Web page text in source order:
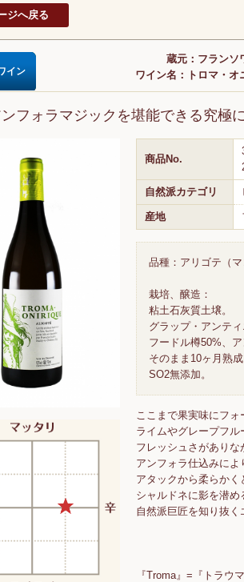
ジへ戻る
イン
蔵元：フラン
ワイン名：トロマ・
フォラマジックを堪能できる究極
商品No.
自然派カテゴリ
産地
品種：アリゴテ（
栽培、醸造：
粘土石灰質土壌。
グラップ・アンテ
フードル樽50%、
そのまま10ヶ月熟成
SO2無添加。
ここまで果実味にフォ
ライムやグレープフル
フレッシュさがありな
アンフォラ仕込みに
アタックから柔らかく
シャルドネに影を潜め
自然派巨匠を知り抜く
『Troma』=『トラウ